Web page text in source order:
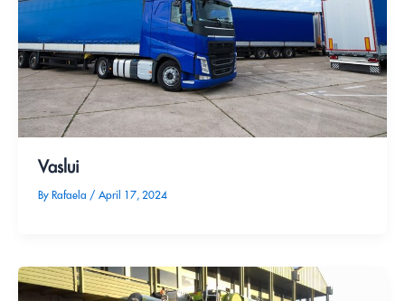
Vaslui
By Rafaela / April 17, 2024